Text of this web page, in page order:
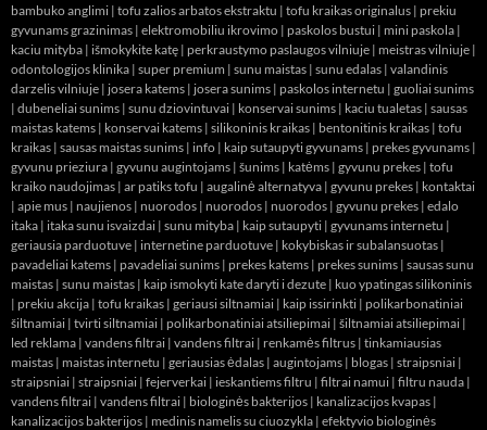
bambuko anglimi | tofu zalios arbatos ekstraktu | tofu kraikas originalus | prekiu
gyvunams grazinimas | elektromobiliu ikrovimo | paskolos bustui | mini paskola |
kaciu mityba | išmokykite katę | perkraustymo paslaugos vilniuje | meistras vilniuje |
odontologijos klinika | super premium | sunu maistas | sunu edalas | valandinis
darzelis vilniuje | josera katems | josera sunims | paskolos internetu | guoliai sunims
| dubeneliai sunims | sunu dziovintuvai | konservai sunims | kaciu tualetas | sausas
maistas katems | konservai katems | silikoninis kraikas | bentonitinis kraikas | tofu
kraikas | sausas maistas sunims | info | kaip sutaupyti gyvunams | prekes gyvunams |
gyvunu prieziura | gyvunu augintojams | šunims | katėms | gyvunu prekes | tofu
kraiko naudojimas | ar patiks tofu | augalinė alternatyva | gyvunu prekes | kontaktai
| apie mus | naujienos | nuorodos | nuorodos | nuorodos | gyvunu prekes | edalo
itaka | itaka sunu isvaizdai | sunu mityba | kaip sutaupyti | gyvunams internetu |
geriausia parduotuve | internetine parduotuve | kokybiskas ir subalansuotas |
pavadeliai katems | pavadeliai sunims | prekes katems | prekes sunims | sausas sunu
maistas | sunu maistas | kaip ismokyti kate daryti i dezute | kuo ypatingas silikoninis
| prekiu akcija | tofu kraikas | geriausi siltnamiai | kaip issirinkti | polikarbonatiniai
šiltnamiai | tvirti siltnamiai | polikarbonatiniai atsiliepimai | šiltnamiai atsiliepimai |
led reklama | vandens filtrai | vandens filtrai | renkamės filtrus | tinkamiausias
maistas | maistas internetu | geriausias ėdalas | augintojams | blogas | straipsniai |
straipsniai | straipsniai | fejerverkai | ieskantiems filtru | filtrai namui | filtru nauda |
vandens filtrai | vandens filtrai | biologinės bakterijos | kanalizacijos kvapas |
kanalizacijos bakterijos | medinis namelis su ciuozykla | efektyvio biologinės